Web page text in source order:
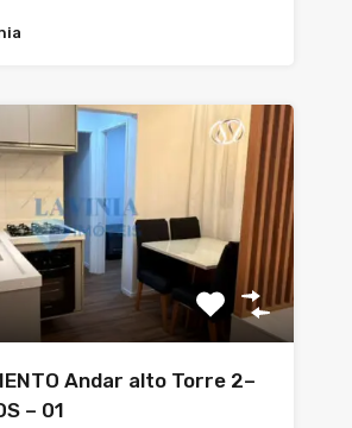
Andar alto Torre 2–
– 01